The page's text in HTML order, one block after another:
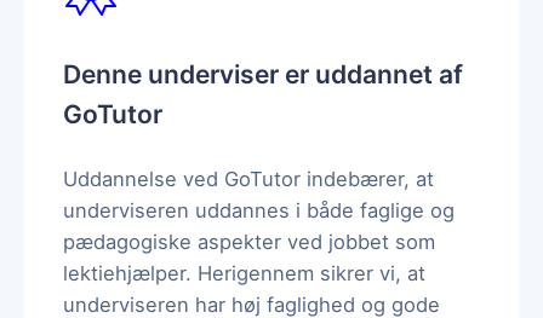
Denne underviser er uddannet af
GoTutor
Uddannelse ved GoTutor indebærer, at
underviseren uddannes i både faglige og
pædagogiske aspekter ved jobbet som
lektiehjælper. Herigennem sikrer vi, at
underviseren har høj faglighed og gode